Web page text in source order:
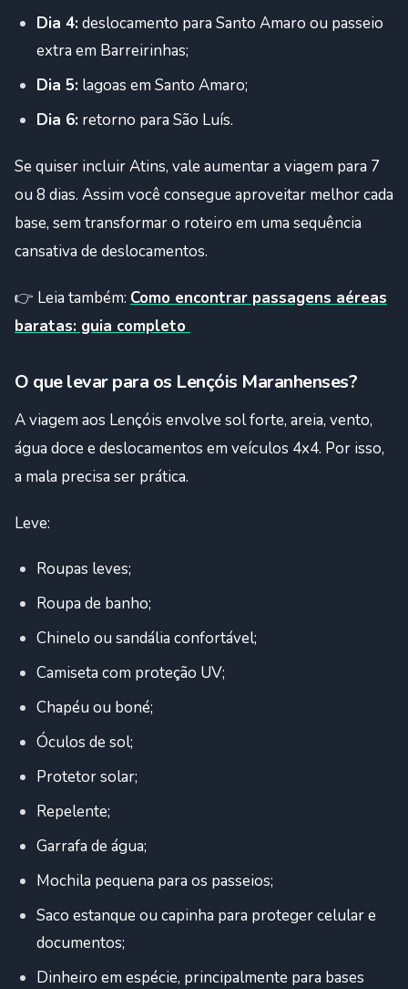
Dia 4:deslocamento para Santo Amaro ou passeio
extra em Barreirinhas;
Dia 5: lagoas em Santo Amaro;
Dia 6: retorno para São Luís.
Se quiser incluir Atins, vale aumentar a viagem para 7
ou 8 dias. Assim você consegue aproveitar melhor cada
base, sem transformar o roteiro em uma sequência
cansativa de deslocamentos.
👉 Leia também: Como encontrar passagens aéreas
baratas: guia completo
O que levar para os Lençóis Maranhenses?
A viagem aos Lençóis envolve sol forte, areia, vento,
água doce e deslocamentos em veículos 4x4. Por isso,
a mala precisa ser prática.
Leve:
Roupas leves;
Roupa de banho;
Chinelo ou sandália confortável;
Camiseta com proteção UV;
Chapéu ou boné;
Óculos de sol;
Protetor solar;
Repelente;
Garrafa de água;
Mochila pequena para os passeios;
Saco estanque ou capinha para proteger celular e
documentos;
Dinheiro em espécie, principalmente para bases